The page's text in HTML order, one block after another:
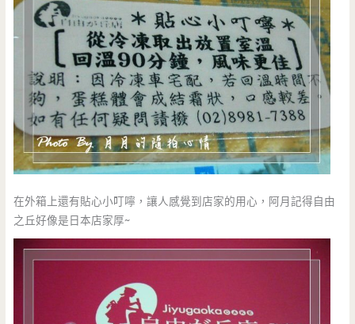
在外箱上還有貼心小叮嚀，讓人感覺到店家的用心，阿月記得自由
之丘好像是日本店家厚~